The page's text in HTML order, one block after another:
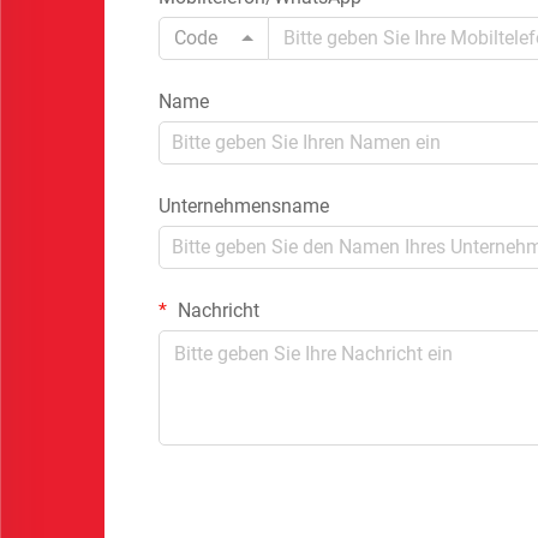
Code
Name
Unternehmensname
Nachricht